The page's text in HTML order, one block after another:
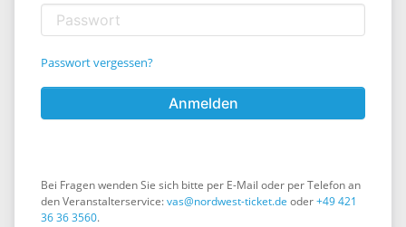
Passwort vergessen?
Anmelden
Bei Fragen wenden Sie sich bitte per E-Mail oder per Telefon an
den Veranstalterservice:vas@nordwest-ticket.de oder+49 421
36 36 3560.